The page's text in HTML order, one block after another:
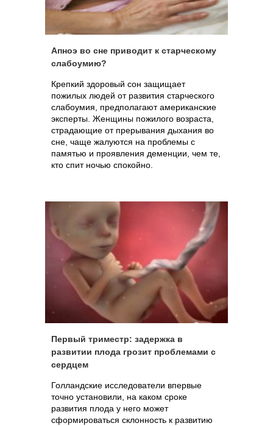
Апноэ во сне приводит к старческому
слабоумию?
Крепкий здоровый сон защищает
пожилых людей от развития старческого
слабоумия, предполагают американские
эксперты. Женщины пожилого возраста,
страдающие от прерывания дыхания во
сне, чаще жалуются на проблемы с
памятью и проявления деменции, чем те,
кто спит ночью спокойно.
Первый триместр: задержка в
развитии плода грозит проблемами с
сердцем
Голландские исследователи впервые
точно установили, на каком сроке
развития плода у него может
сформироваться склонность к развитию